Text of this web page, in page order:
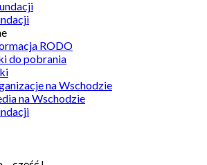
RODO
do pobrania
na Wschodzie
na Wschodzie